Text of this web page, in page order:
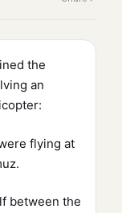
the
an
flying at
between the